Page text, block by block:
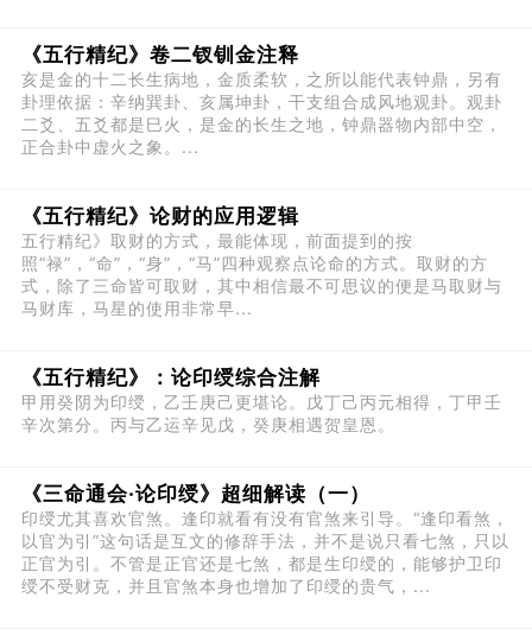
《五行精纪》卷二钗钏金注释
亥是金的十二长生病地，金质柔软，之所以能代表钟鼎，另有
卦理依据：辛纳巽卦、亥属坤卦，干支组合成风地观卦。观卦
二爻、五爻都是巳火，是金的长生之地，钟鼎器物内部中空，
正合卦中虚火之象。...
《五行精纪》论财的应用逻辑
五行精纪》取财的方式，最能体现，前面提到的按
照“禄”，“命”，“身”，“马”四种观察点论命的方式。取财的方
式，除了三命皆可取财，其中相信最不可思议的便是马取财与
马财库，马星的使用非常早...
《五行精纪》：论印绶综合注解
甲用癸阴为印绶，乙壬庚己更堪论。戊丁己丙元相得，丁甲壬
辛次第分。丙与乙运辛见戊，癸庚相遇贺皇恩。
《三命通会·论印绶》超细解读（一）
印绶尤其喜欢官煞。逢印就看有没有官煞来引导。“逢印看煞，
以官为引”这句话是互文的修辞手法，并不是说只看七煞，只以
正官为引。不管是正官还是七煞，都是生印绶的，能够护卫印
绶不受财克，并且官煞本身也增加了印绶的贵气，...